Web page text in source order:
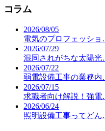
コラム
2026/08/05
電気のプロフェッシ
2026/07/29
混同されがちな太陽
2026/07/22
弱電設備工事の業務
2026/07/15
求職者向け解説！強
2026/06/24
照明設備工事ってど